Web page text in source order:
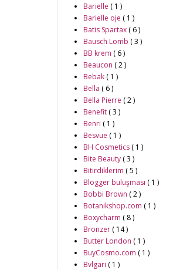
Barielle ( 1 )
Barielle oje ( 1 )
Batis Spartax ( 6 )
Bausch Lomb ( 3 )
BB krem ( 6 )
Beaucon ( 2 )
Bebak ( 1 )
Bella ( 6 )
Bella Pierre ( 2 )
Benefit ( 3 )
Benri ( 1 )
Besvue ( 1 )
BH Cosmetics ( 1 )
Bite Beauty ( 3 )
Bitirdiklerim ( 5 )
Blogger buluşması ( 1 )
Bobbi Brown ( 2 )
Botanikshop.com ( 1 )
Boxycharm ( 8 )
Bronzer ( 14 )
Butter London ( 1 )
BuyCosmo.com ( 1 )
Bvlgari ( 1 )